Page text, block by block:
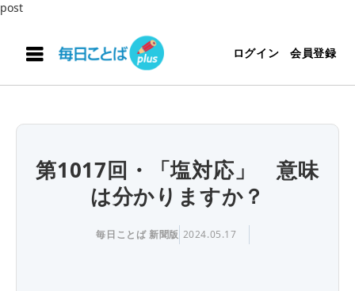
post
ログイン 会員登録
第1017回・「塩対応」 意味
は分かりますか？
毎日ことば 新聞版 2024.05.17